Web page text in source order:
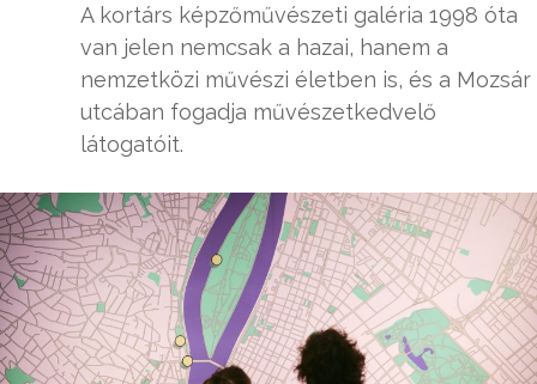
A kortárs képzőművészeti galéria 1998 óta
van jelen nemcsak a hazai, hanem a
nemzetközi művészi életben is, és a Mozsár
utcában fogadja művészetkedvelő
látogatóit.